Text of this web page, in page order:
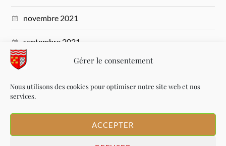
Gérer le consentement
Nous utilisons des cookies pour optimiser notre site web et nos
services.
ACCEPTER
novembre 2021
septembre 2021
juillet 2021
mars 2021
novembre 2020
octobre 2020